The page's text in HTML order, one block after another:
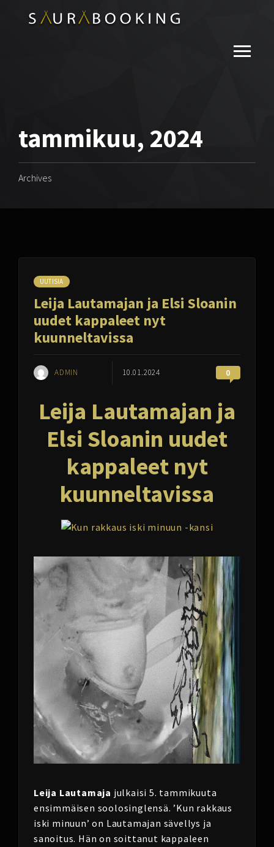
tammikuu, 2024
Archives
UUTISIA
Leija Lautamajan ja Elsi Sloanin
uudet kappaleet nyt
kuunneltavissa
ADMIN 10.01.2024 0
Leija Lautamajan ja
Elsi Sloanin uudet
kappaleet nyt
kuunneltavissa
Leija Lautamaja julkaisi 5. tammikuuta
ensimmäisen soolosinglensä. ’Kun rakkaus
iski minuun’ on Lautamajan sävellys ja
sanoitus. Hän on soittanut kappaleen